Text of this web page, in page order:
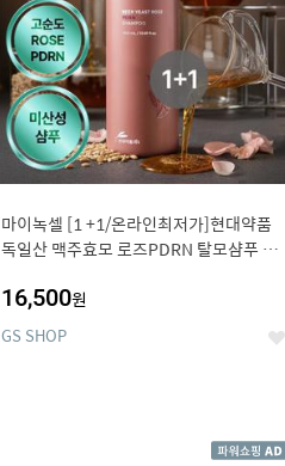
마이녹셀 [1 +1/온라인최저가]현대약품
독일산 맥주효모 로즈PDRN 탈모샴푸 대
16,500원
GS SHOP 좋